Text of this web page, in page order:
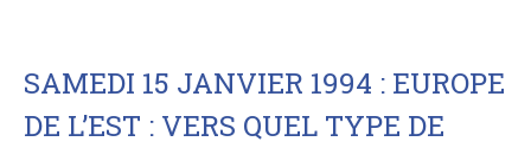
SAMEDI 15 JANVIER 1994 : EUROPE
DE L’EST : VERS QUEL TYPE DE